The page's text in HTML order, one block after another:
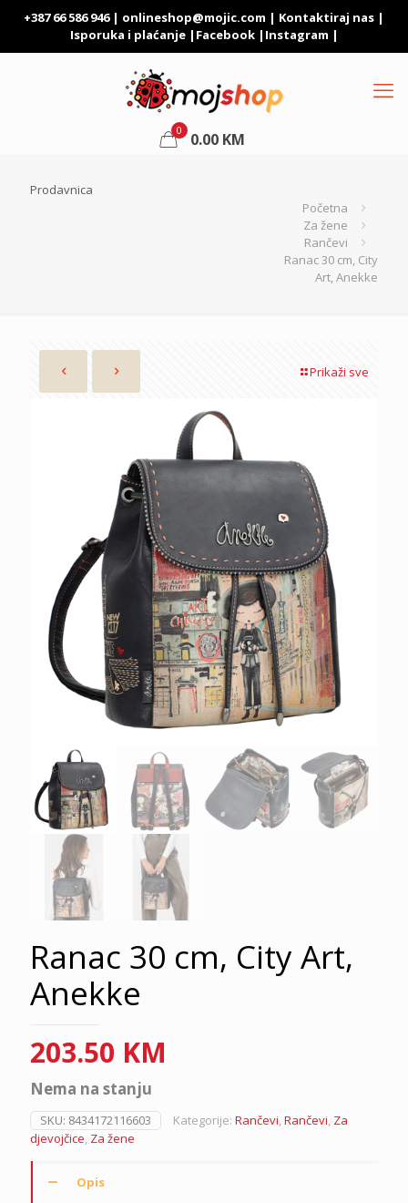
+387 66 586 946 | onlineshop@mojic.com | Kontaktiraj nas |
Isporuka i plaćanje| Facebook| Instagram |
0 0.00 KM
Prodavnica
Početna
Za žene
Rančevi
Ranac 30 cm, City
Art, Anekke
Prikaži sve
Ranac 30 cm, City Art,
Anekke
203.50 KM
Nema na stanju
SKU: 8434172116603 Kategorije: Rančevi,Rančevi, Za
djevojčice, Za žene
Opis